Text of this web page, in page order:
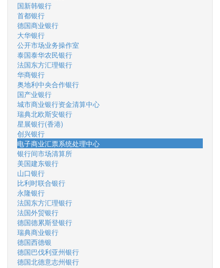
国新韩银行
首都银行
德国商业银行
大华银行
公开市场业务操作室
泰国泰华农民银行
法国东方汇理银行
华商银行
奥地利中央合作银行
国产业银行
城市商业银行资金清算中心
瑞典北欧斯安银行
星展银行(香港)
创兴银行
电子商业汇票系统处理中心
银行间市场清算所
美国建东银行
山口银行
比利时联合银行
永隆银行
法国东方汇理银行
法国外贸银行
德国德累斯登银行
瑞典商业银行
德国西德银
德国巴伐利亚州银行
德国北德意志州银行